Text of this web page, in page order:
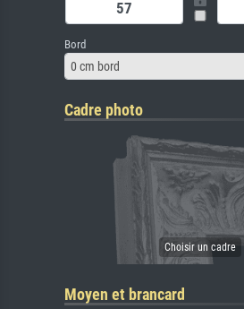
Bord
0 cm bord
Cadre photo
Moyen et brancard